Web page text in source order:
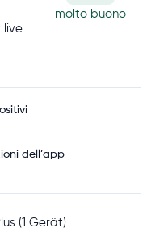
live
molto buono
dell’app
(1 Gerät)